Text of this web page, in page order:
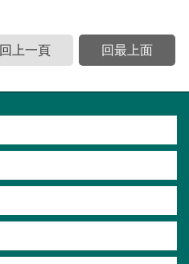
回上一頁 回最上面